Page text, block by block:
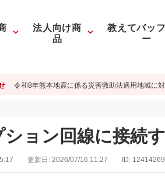
法人向け商
品
教えてバッ
ー
令和8年熊本地震に係る災害救助法適用地域に
ョン回線に接続す
更新日:2026/07/16 11:27 ID: